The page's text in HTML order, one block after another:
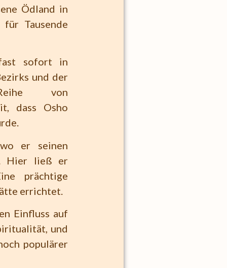
Ödland in
Tausende
sofort in
und der
von
dass Osho
er seinen
Hier ließ er
prächtige
errichtet.
Einfluss auf
und
populärer